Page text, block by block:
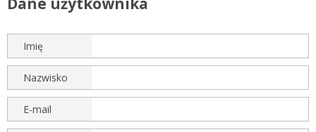
Gestor nexo PRO krok po kroku
KSeF w Rachmistrzu i Rewizorze nexo/nexo PRO
KSeF w Rachmistrzu i Rewizorze GT
Portal Dokumentów z obsługą KSeF dla firm
Koszyk
Zaloguj się
Logowanie do Akademi InsERT
Imię
Nazwisko
E-mail